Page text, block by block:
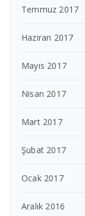
Temmuz 2017
Haziran 2017
Mayıs 2017
Nisan 2017
Mart 2017
Şubat 2017
Ocak 2017
Aralık 2016